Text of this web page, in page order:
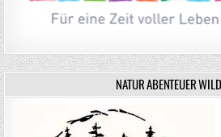
NATUR ABENTEUER